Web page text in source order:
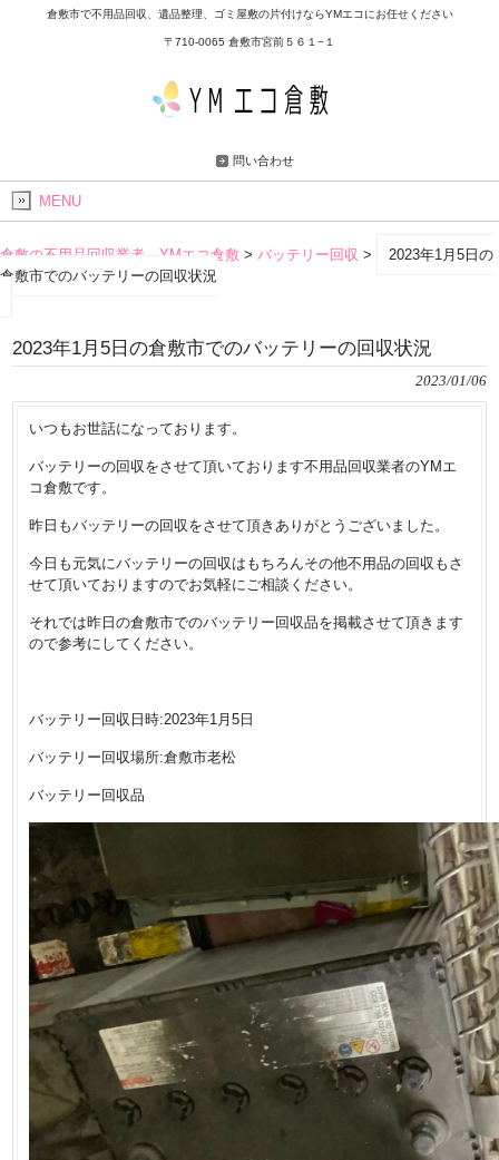
倉敷市で不用品回収、遺品整理、ゴミ屋敷の片付けならYMエコにお任せください
〒710-0065 倉敷市宮前５６１−１
問い合わせ
MENU
倉敷の不用品回収業者 YMエコ倉敷 > バッテリー回収 >
2023年1月5日の
倉敷市でのバッテリーの回収状況
2023年1月5日の倉敷市でのバッテリーの回収状況
2023/01/06
いつもお世話になっております。
バッテリーの回収をさせて頂いております不用品回収業者のYMエ
コ倉敷です。
昨日もバッテリーの回収をさせて頂きありがとうございました。
今日も元気にバッテリーの回収はもちろんその他不用品の回収もさ
せて頂いておりますのでお気軽にご相談ください。
それでは昨日の倉敷市でのバッテリー回収品を掲載させて頂きます
ので参考にしてください。
バッテリー回収日時:2023年1月5日
バッテリー回収場所:倉敷市老松
バッテリー回収品